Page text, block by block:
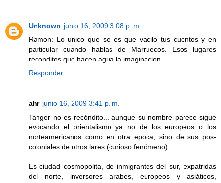
Unknown junio 16, 2009 3:08 p. m.
Ramon: Lo unico que se es que vacilo tus cuentos y en
particular cuando hablas de Marruecos. Esos lugares
reconditos que hacen agua la imaginacion.
Responder
ahr junio 16, 2009 3:41 p. m.
Tanger no es recóndito... aunque su nombre parece sigue
evocando el orientalismo ya no de los europeos o los
norteamericanos como en otra epoca, sino de sus pos-
coloniales de otros lares (curioso fenómeno).
Es ciudad cosmopolita, de inmigrantes del sur, expatridas
del norte, inversores arabes, europeos y asiáticos,